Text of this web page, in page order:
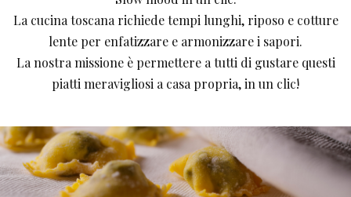
La cucina toscana richiede tempi lunghi, riposo e cotture
lente per enfatizzare e armonizzare i sapori.
La nostra missione è permettere a tutti di gustare questi
piatti meravigliosi a casa propria, in un clic!